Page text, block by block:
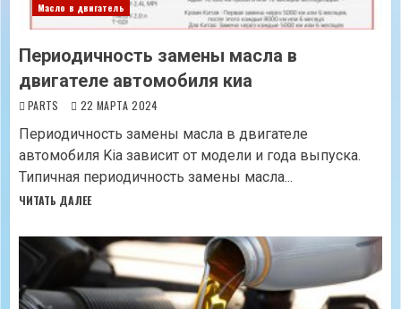
Масло в двигатель
Периодичность замены масла в
двигателе автомобиля киа
PARTS 22 МАРТА 2024
Периодичность замены масла в двигателе
автомобиля Kia зависит от модели и года выпуска.
Типичная периодичность замены масла...
ЧИТАТЬ ДАЛЕЕ